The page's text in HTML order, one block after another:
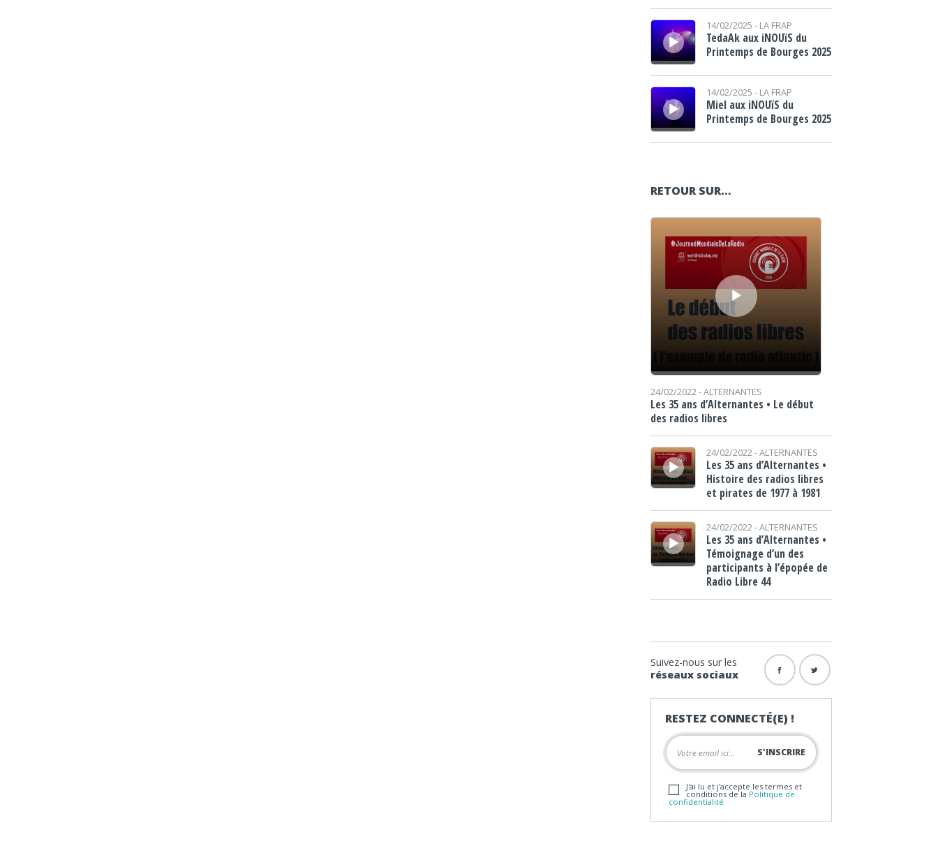
Lecteur audio
14/02/2025 - LA FRAP
TedaAk aux iNOUïS du
Printemps de Bourges 2025
Lecteur audio 14/02/2025 - LA FRAP
Miel aux iNOUïS du
Printemps de Bourges 2025
RETOUR SUR…
Lecteur audio
24/02/2022 -ALTERNANTES
Les 35 ans d’Alternantes • Le début
des radios libres
Lecteur audio
24/02/2022 -ALTERNANTES
Les 35 ans d’Alternantes •
Histoire des radios libres
et pirates de 1977 à 1981
Lecteur audio
24/02/2022 -ALTERNANTES
Les 35 ans d’Alternantes •
Témoignage d’un des
participants à l’épopée de
Radio Libre 44
Suivez-nous sur les
réseaux sociaux
RESTEZ CONNECTÉ(E) !
J'ai lu et j'accepte les termes et
conditions de la Politique de
confidentialité